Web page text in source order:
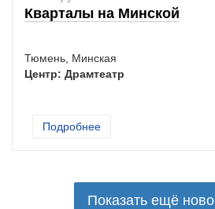
Кварталы на Минской
Тюмень Минская
Центр: Драмтеатр
Подробнее
Показать ещё